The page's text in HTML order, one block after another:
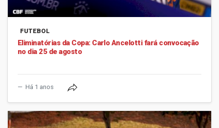
FUTEBOL
Eliminatórias da Copa: Carlo Ancelotti fará convocação
no dia 25 de agosto
Há 1 anos